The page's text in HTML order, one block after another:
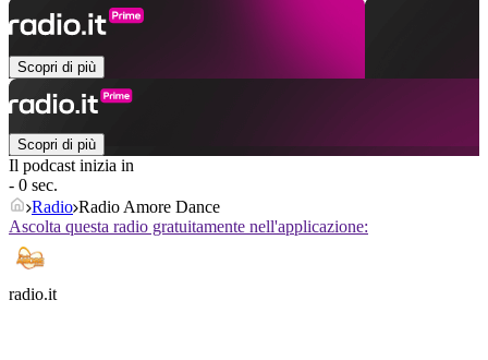
Scopri di più
Scopri di più
Il podcast inizia in
- 0 sec.
Radio Radio Amore Dance
Ascolta questa radio gratuitamente nell'applicazione:
radio.it